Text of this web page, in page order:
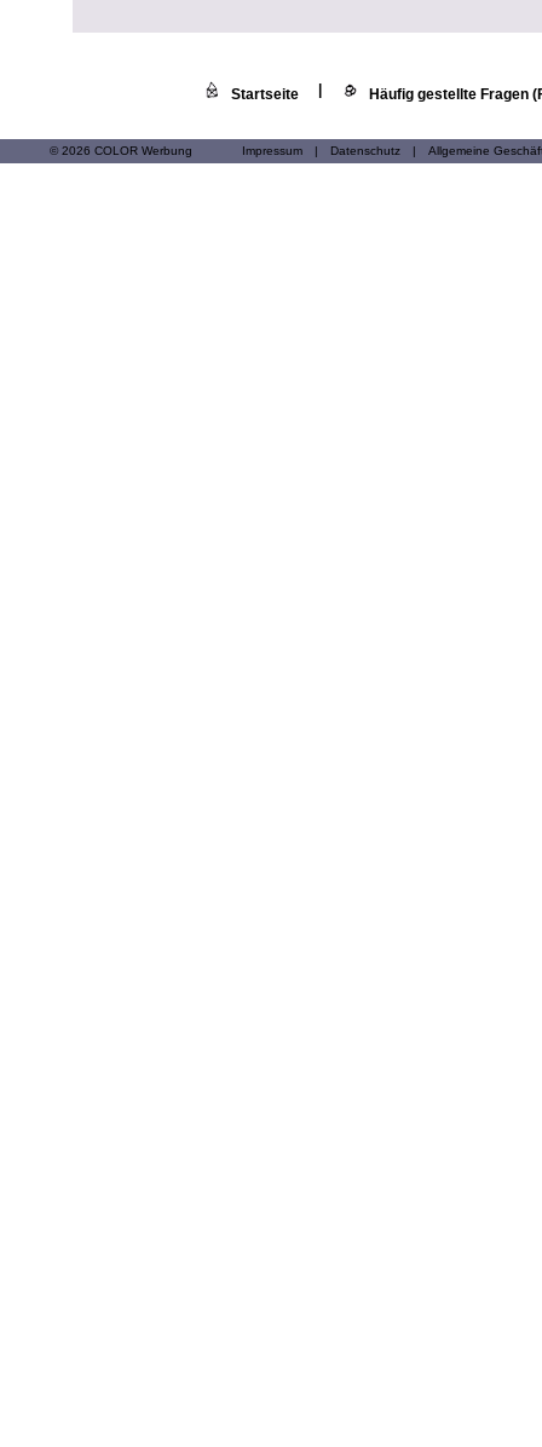
Startseite Häufig gestellte Fragen
© 2026 COLOR Werbung Impressum | Datenschutz | Allgemeine